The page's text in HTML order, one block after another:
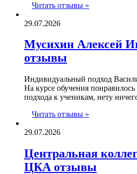
Читать отзывы »
29.07.2026
Мусихин Алексей
отзывы
Индивидуальный подход
На курсе обучения
подхода к ученикам, нету
Читать отзывы »
29.07.2026
Центральная
ЦКА отзывы